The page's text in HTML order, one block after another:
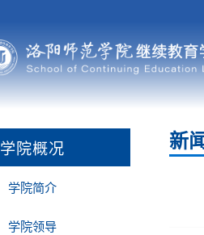
学院概况
学院简介
学院领导
新